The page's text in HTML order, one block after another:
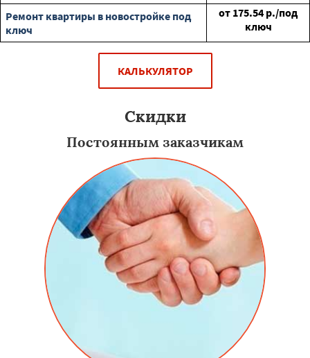
Ремонт квартиры в новостройке под
ключ
от 175.54 р./под
ключ
КАЛЬКУЛЯТОР
Скидки
Постоянным заказчикам